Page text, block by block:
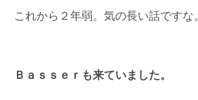
これから２年弱。気の長い話ですな。
Ｂａｓｓｅｒも来ていました。